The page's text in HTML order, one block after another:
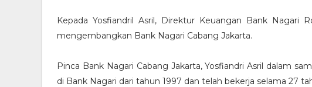
Kepada Yosfiandril Asril, Direktur Keuangan Bank Nagari
mengembangkan Bank Nagari Cabang Jakarta.
Pinca Bank Nagari Cabang Jakarta, Yosfiandri Asril dalam
di Bank Nagari dari tahun 1997 dan telah bekerja selama 27